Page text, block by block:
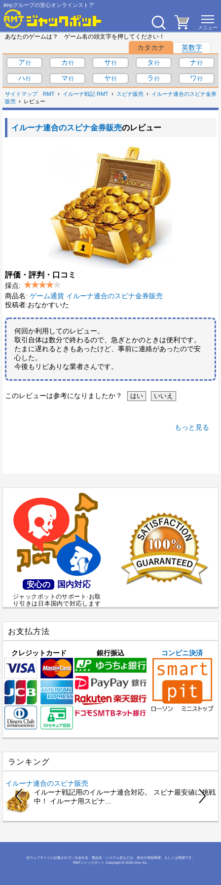
iimyグループの安心オンラインストア
あなたのゲームは？ ゲーム名の頭文字を押してください！
カタカナ
英数字
ア
カ サ タ
ナ
ハ
マ ヤ ラ ワ
サイトマップ RMT イルーナ戦記 RMT スピナ販売
イルーナ連合のスピナ金券
販売
レビュー
イルーナ連合のスピナ金券販売のレビュー
評価・評判・口コミ
採点:
商品名: ゲーム通貨 イルーナ連合のスピナ金券販売
投稿者:おなかすいた
何回か利用してのレビュー。
取引自体は数分で終わるので、急ぎとかのときは便利です。
たまに遅れるときもあったけど、事前に連絡があったので安
心した。
今後もリピありな業者さんです。
このレビューは参考になりましたか？
もっと見る
安心の 国内対応
ジャックポットのサポート·お取
り引きは日本国内で対応します
お支払方法
クレジットカード 銀行振込 コンビニ決済
ランキング
イルーナ連合のスピナ販売
イルーナ戦記用のイルーナ連合対応。 スピナ最安値に挑戦
中！ イルーナ用スピナ...
当ウェブサイトに記載されている会社名・製品名・システム名などは、各社の登録商標、もしくは商標です。
RMTジャックポット Copyright © 2026 iimy Inc.